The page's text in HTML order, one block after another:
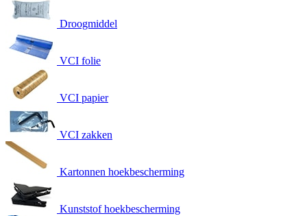
Droogmiddel
VCI folie
VCI papier
VCI zakken
Kartonnen hoekbescherming
Kunststof hoekbescherming